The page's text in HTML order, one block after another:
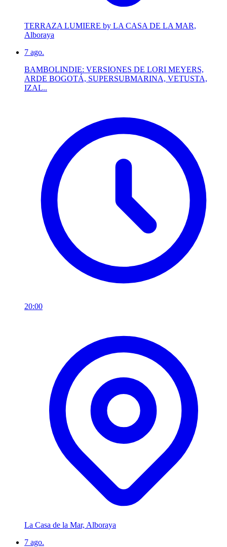
TERRAZA LUMIERE by LA CASA DE LA MAR,
Alboraya
7 ago.
BAMBOLINDIE: VERSIONES DE LORI MEYERS,
ARDE BOGOTÁ, SUPERSUBMARINA, VETUSTA,
IZAL..
20:00
La Casa de la Mar, Alboraya
7 ago.